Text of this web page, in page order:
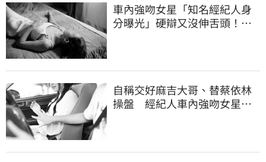
車內強吻女星「知名經紀人身
分曝光」硬辯又沒伸舌頭！判
自稱交好麻吉大哥、替蔡依林
操盤 經紀人車內強吻女星挨